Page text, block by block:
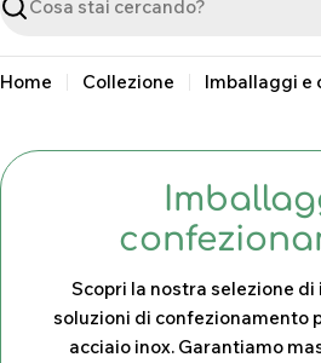
Ricerca
Home Collezione Imballaggi e
l
Scopri la nostra selezione
soluzioni di confezionamento
acciaio inox. Garantiamo